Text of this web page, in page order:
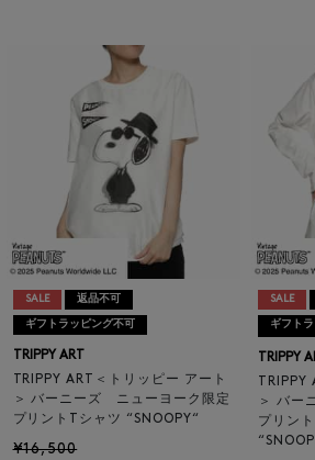
SALE 返品不可
ギフトラッピング不可
TRIPPY ART
TRIPPY ART＜トリッピー アート
＞ バーニーズ ニューヨーク限定
プリントTシャツ “SNOOPY“
¥16,500
SALE
ギフト
TRIPPY
＞ バー
プリン